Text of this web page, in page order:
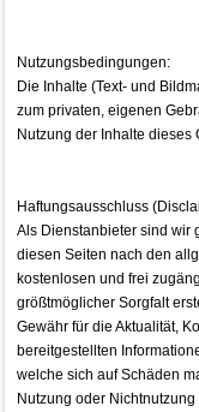
Nutzungsbedingungen:
Die Inhalte (Text- und
zum privaten, eigenen
Nutzung der Inhalte dieses
Haftungsausschluss
Als Dienstanbieter sind wir
diesen Seiten nach den
kostenlosen und frei
größtmöglicher Sorgfalt
Gewähr für die Aktualität,
bereitgestellten
welche sich auf Schäden
Nutzung oder